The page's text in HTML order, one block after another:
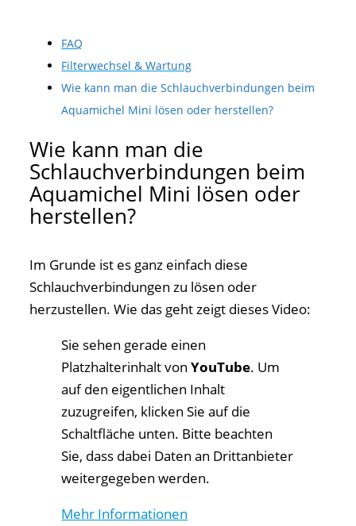
FAQ
Filterwechsel & Wartung
Wie kann man die Schlauchverbindungen beim
Aquamichel Mini lösen oder herstellen?
Wie kann man die
Schlauchverbindungen beim
Aquamichel Mini lösen oder
herstellen?
Im Grunde ist es ganz einfach diese
Schlauchverbindungen zu lösen oder
herzustellen. Wie das geht zeigt dieses Video:
Sie sehen gerade einen
Platzhalterinhalt vonYouTube. Um
auf den eigentlichen Inhalt
zuzugreifen, klicken Sie auf die
Schaltfläche unten. Bitte beachten
Sie, dass dabei Daten an Drittanbieter
weitergegeben werden.
Mehr Informationen